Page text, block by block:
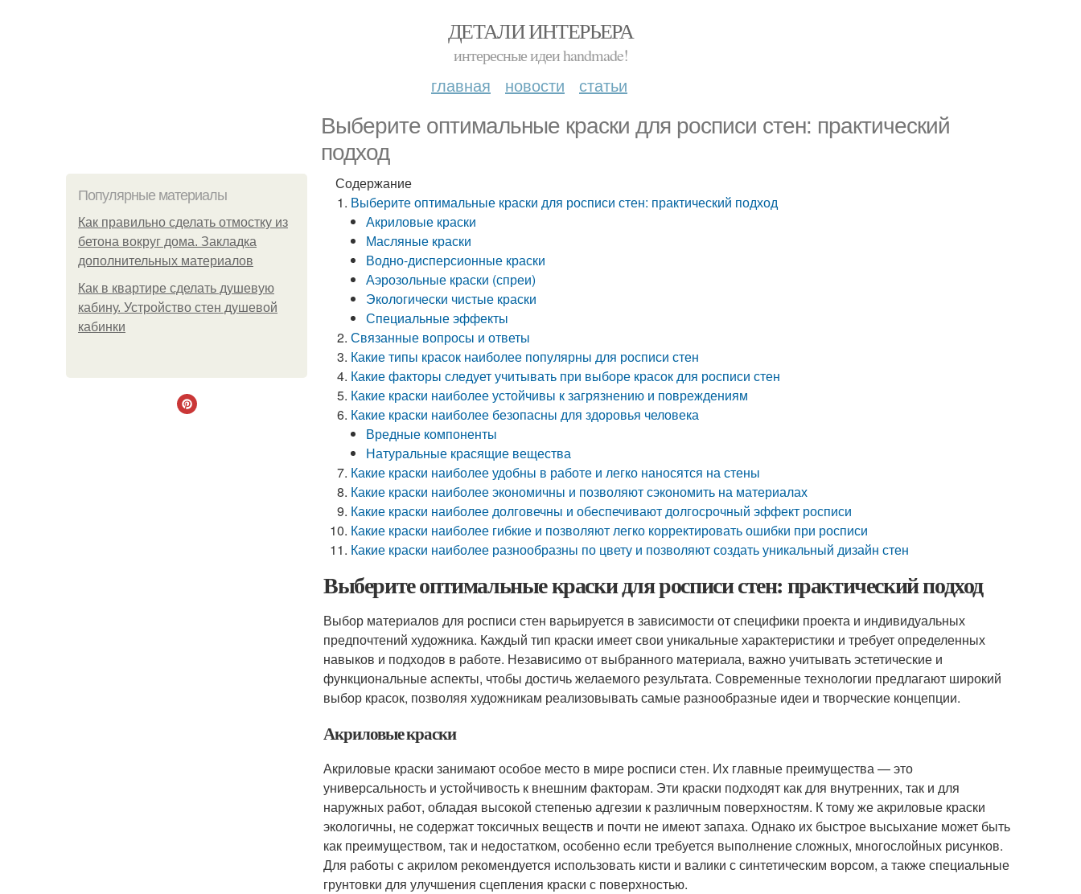
ДЕТАЛИ ИНТЕРЬЕРА
интересные идеи handmade!
главная новости статьи
Выберите оптимальные краски для росписи стен: практический
подход
Популярные материалы
Как правильно сделать отмостку из
бетона вокруг дома. Закладка
дополнительных материалов
Как в квартире сделать душевую
кабину. Устройство стен душевой
кабинки
Содержание
Выберите оптимальные краски для росписи стен: практический подход
Акриловые краски
Масляные краски
Водно-дисперсионные краски
Аэрозольные краски (спреи)
Экологически чистые краски
Специальные эффекты
Связанные вопросы и ответы
Какие типы красок наиболее популярны для росписи стен
Какие факторы следует учитывать при выборе красок для росписи стен
Какие краски наиболее устойчивы к загрязнению и повреждениям
Какие краски наиболее безопасны для здоровья человека
Вредные компоненты
Натуральные красящие вещества
Какие краски наиболее удобны в работе и легко наносятся на стены
Какие краски наиболее экономичны и позволяют сэкономить на материалах
Какие краски наиболее долговечны и обеспечивают долгосрочный эффект росписи
Какие краски наиболее гибкие и позволяют легко корректировать ошибки при росписи
Какие краски наиболее разнообразны по цвету и позволяют создать уникальный дизайн стен
Выберите оптимальные краски для росписи стен: практический подход
Выбор материалов для росписи стен варьируется в зависимости от специфики проекта и индивидуальных
предпочтений художника. Каждый тип краски имеет свои уникальные характеристики и требует определенных
навыков и подходов в работе. Независимо от выбранного материала, важно учитывать эстетические и
функциональные аспекты, чтобы достичь желаемого результата. Современные технологии предлагают широкий
выбор красок, позволяя художникам реализовывать самые разнообразные идеи и творческие концепции.
Акриловые краски
Акриловые краски занимают особое место в мире росписи стен. Их главные преимущества — это
универсальность и устойчивость к внешним факторам. Эти краски подходят как для внутренних, так и для
наружных работ, обладая высокой степенью адгезии к различным поверхностям. К тому же акриловые краски
экологичны, не содержат токсичных веществ и почти не имеют запаха. Однако их быстрое высыхание может быть
как преимуществом, так и недостатком, особенно если требуется выполнение сложных, многослойных рисунков.
Для работы с акрилом рекомендуется использовать кисти и валики с синтетическим ворсом, а также специальные
грунтовки для улучшения сцепления краски с поверхностью.